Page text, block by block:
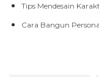
Tips Mendesain
Cara Bangun